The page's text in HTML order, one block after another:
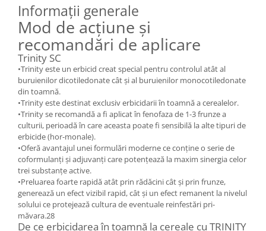
Echipamente auto
Unelte de mana
Scule pneumatice
Podele hidraulice & Presa de banc
& Truse reparatii caroserie
Cabluri si incarcatoare acumulator
Echipamente de ridicat
Chinga ancorare
Depozitare si organizare
Freza de zapada
Echipamente de curatenie
Informații generale
Mod de acțiune și
recomandări de aplicare
Trinity SC
•Trinity este un erbicid creat special pentru controlul atât al
buruienilor dicotiledonate cât și al buruienilor monocotiledonate
din toamnă.
•Trinity este destinat exclusiv erbicidarii în toamnă a cerealelor.
•Trinity se recomandă a fi aplicat în fenofaza de 1-3 frunze a
culturii, perioadă în care aceasta poate fi sensibilă la alte tipuri de
erbicide (hor-monale).
•Oferă avantajul unei formulări moderne ce conține o serie de
coformulanți și adjuvanți care potențează la maxim sinergia celor
trei substanțe active.
•Preluarea foarte rapidă atât prin rădăcini cât și prin frunze,
generează un efect vizibil rapid, cât și un efect remanent la nivelul
solului ce protejează cultura de eventuale reinfestări pri-
măvara.28
De ce erbicidarea în toamnă la cereale cu TRINITY